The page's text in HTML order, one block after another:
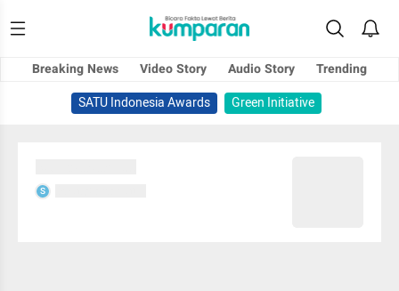
Breaking News Video Story Audio Story
Trending
SATU Indonesia Awards
Green Initiative
S